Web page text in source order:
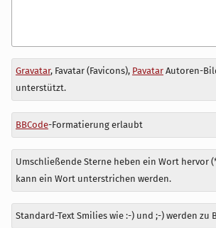
Antwort
zu
Gravatar, Favatar (Favicons), PavatarAutoren-
unterstützt.
BBCode-Formatierung erlaubt
Umschließende Sterne heben ein Wort hervor
kann ein Wort unterstrichen werden.
Standard-Text Smilies wie :-) und ;-) werden